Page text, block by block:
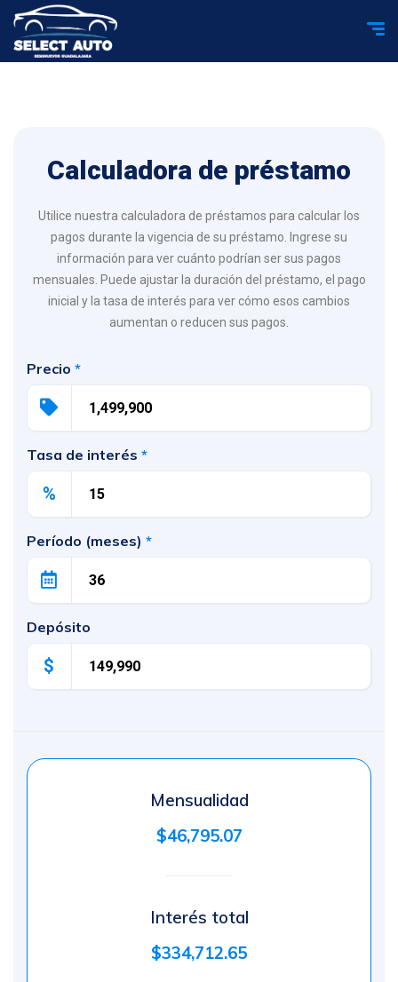
Calculadora de préstamo
Utilice nuestra calculadora de préstamos para calcular los
pagos durante la vigencia de su préstamo. Ingrese su
información para ver cuánto podrían ser sus pagos
mensuales. Puede ajustar la duración del préstamo, el pago
inicial y la tasa de interés para ver cómo esos cambios
aumentan o reducen sus pagos.
Precio *
Tasa de interés *
%
Período (meses) *
Depósito
$
Mensualidad
$46,795.07
Interés total
$334,712.65